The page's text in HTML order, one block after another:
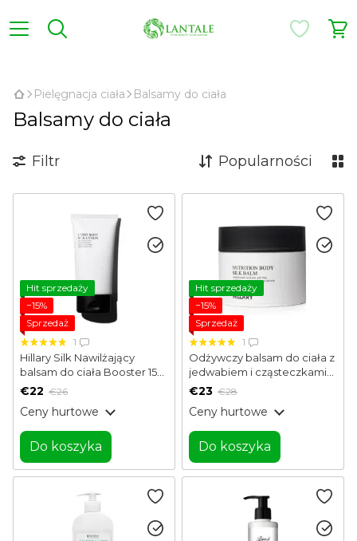
Pielęgnacja ciała Balsamy do ciała
Balsamy do ciała
Filtr Popularności
Hit sprzedaży
−15%
Sprzedaż
1
Hillary Silk Nawilżający
balsam do ciała Booster 150
ml
€22 €26
Ceny hurtowe
Do koszyka
Hit sprzedaży
−15%
Sprzedaż
1
Odżywczy balsam do ciała z
jedwabiem i cząsteczkami
Hillary 200 ml
€23 €28
Ceny hurtowe
Do koszyka